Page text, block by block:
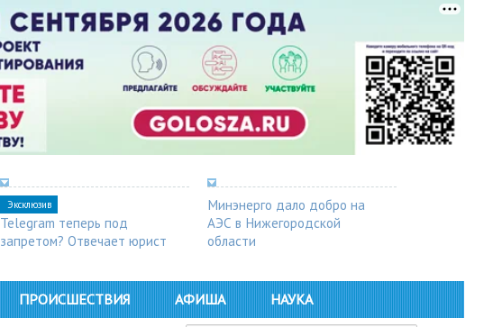
Эксклюзив
Telegram теперь под
запретом? Отвечает юрист
Минэнерго дало добро на
АЭС в Нижегородской
области
ПРОИСШЕСТВИЯ АФИША НАУКА